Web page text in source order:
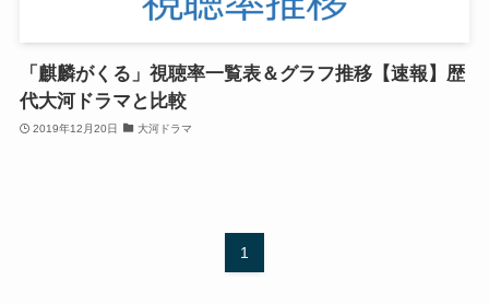
「麒麟がくる」視聴率一覧表＆グラフ推移【速報】歴
代大河ドラマと比較
2019年12月20日 大河ドラマ
1